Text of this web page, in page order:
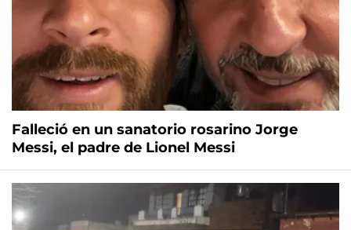
Falleció en un sanatorio rosarino Jorge
Messi, el padre de Lionel Messi